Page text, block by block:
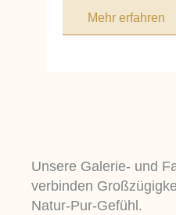
Mehr erfahren
Unsere Galerie- und
verbinden
Natur-Pur-Gefühl.